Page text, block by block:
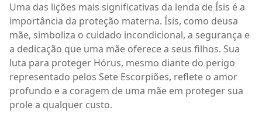
Uma das lições mais significativas da lenda de Ísis é a
importância da proteção materna. Ísis, como deusa
mãe, simboliza o cuidado incondicional, a segurança e
a dedicação que uma mãe oferece a seus filhos. Sua
luta para proteger Hórus, mesmo diante do perigo
representado pelos Sete Escorpiões, reflete o amor
profundo e a coragem de uma mãe em proteger sua
prole a qualquer custo.